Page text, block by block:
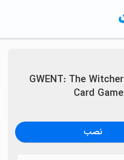
GWENT: The Witcher
Card Game
نصب